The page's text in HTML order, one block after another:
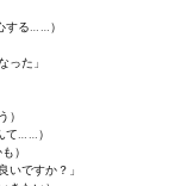
する……）
った」
）
て……）
）
いですか？」